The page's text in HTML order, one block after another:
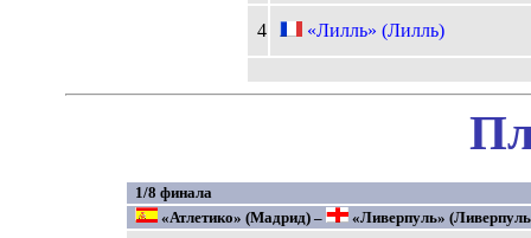
4 «Лилль» (Лилль)
1/8 финала
«Атлетико» (Мадрид) –
«Ливерпуль»